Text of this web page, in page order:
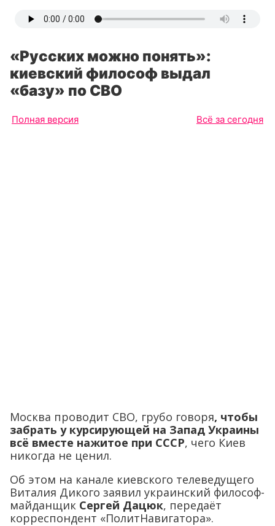
«Русских можно понять»:
киевский философ выдал
«базу» по СВО
Полная версия Всё за сегодня
Москва проводит СВО, грубо говоря, чтобы
забрать у курсирующей на Запад Украины
всё вместе нажитое при СССР, чего Киев
никогда не ценил.
Об этом на канале киевского телеведущего
Виталия Дикого заявил украинский философ-
майданщик Сергей Дацюк, передаёт
корреспондент «ПолитНавигатора».